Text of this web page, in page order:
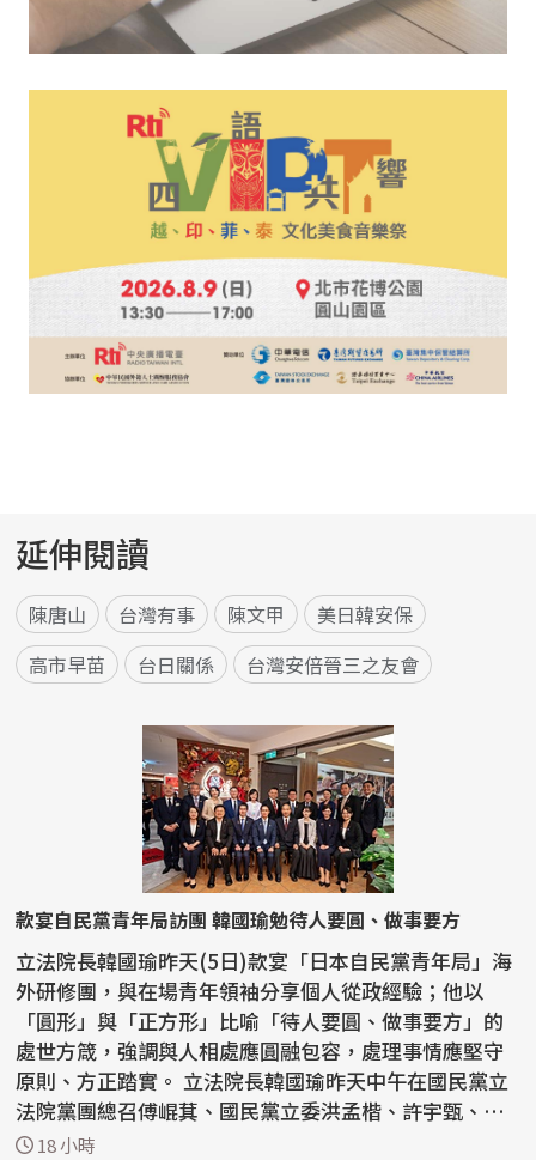
延伸閱讀
陳唐山 台灣有事 陳文甲
美日韓安保
高市早苗
台日關係 台灣安倍晉三之友會
款宴自民黨青年局訪團 韓國瑜勉待人要圓、做事要方
立法院長韓國瑜昨天(5日)款宴「日本自民黨青年局」海
外研修團，與在場青年領袖分享個人從政經驗；他以
「圓形」與「正方形」比喻「待人要圓、做事要方」的
處世方箴，強調與人相處應圓融包容，處理事情應堅守
原則、方正踏實。 立法院長韓國瑜昨天中午在國民黨立
法院黨團總召傅崐萁、國民黨立委洪孟楷、許宇甄、林
思銘、...
18 小時